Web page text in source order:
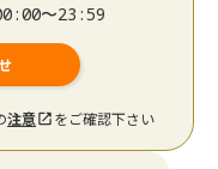
〜23:59
注意 をご確認下さい